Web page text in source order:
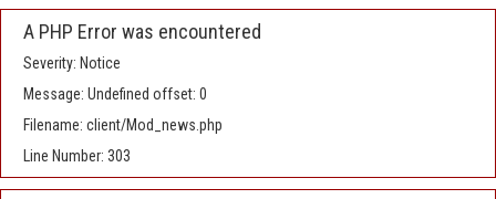
A PHP Error was encountered
Severity: Notice
Message: Undefined offset: 0
Filename: client/Mod_news.php
Line Number: 303